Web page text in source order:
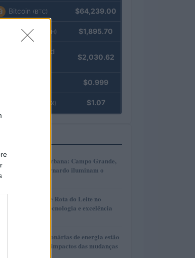
Bitcoin (BTC) $64,239.00
Ethereum (ETH) $1,895.70
kpk ETH Yield
$2,030.62
$0.999
(USDEX) $1.07
Transformação urbana: Campo Grande,
Cáceres e São Bernardo iluminam o
futuro
Torneio Leiteiro e Rota do Leite no
Agroleite 2026: tecnologia e excelência
Como as concessionárias de energia estão
se adaptando aos impactos das mudanças